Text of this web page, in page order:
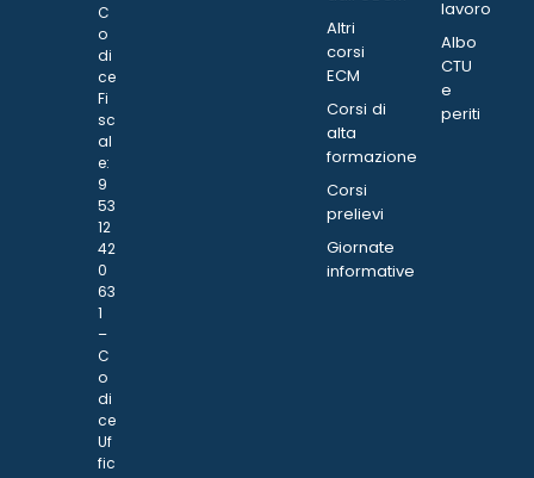
C
o
di
ce
Fi
sc
al
e:
9
53
12
42
0
63
1
–
C
o
di
ce
Uf
fic
Altri
corsi
ECM
Corsi di
alta
formazione
Corsi
prelievi
Giornate
informative
lavoro
Albo
CTU
e
periti